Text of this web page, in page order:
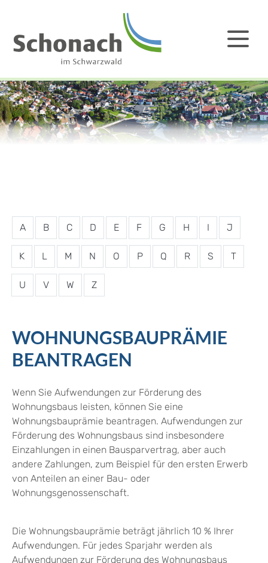
A B C D E F G H I J
K L M N O P Q R S T
U V W Z
WOHNUNGSBAUPRÄMIE
BEANTRAGEN
Wenn Sie Aufwendungen zur Förderung des
Wohnungsbaus leisten, können Sie eine
Wohnungsbauprämie beantragen. Aufwendungen zur
Förderung des Wohnungsbaus sind insbesondere
Einzahlungen in einen Bausparvertrag, aber auch
andere Zahlungen, zum Beispiel für den ersten Erwerb
von Anteilen an einer Bau- oder
Wohnungsgenossenschaft.
Die Wohnungsbauprämie beträgt jährlich 10 % Ihrer
Aufwendungen. Für jedes Sparjahr werden als
Aufwendungen zur Förderung des Wohnungsbaus